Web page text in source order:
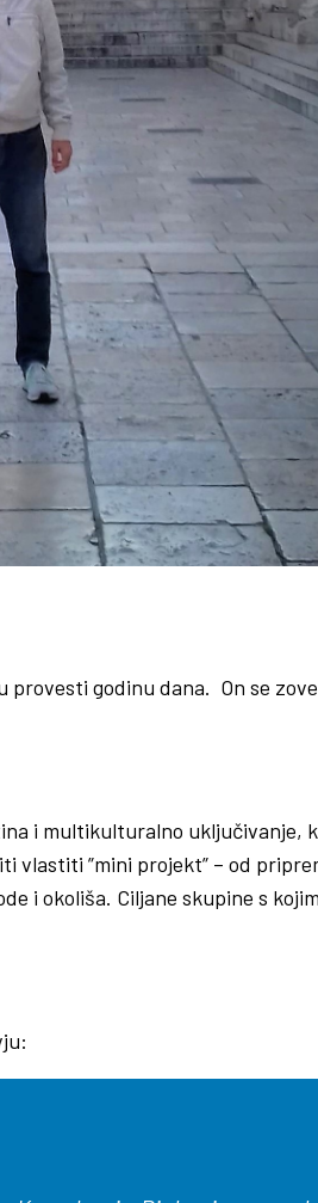
godinu dana. On se
i multikulturalno uključivanje,
”mini projekt” – od
i okoliša. Ciljane skupine s